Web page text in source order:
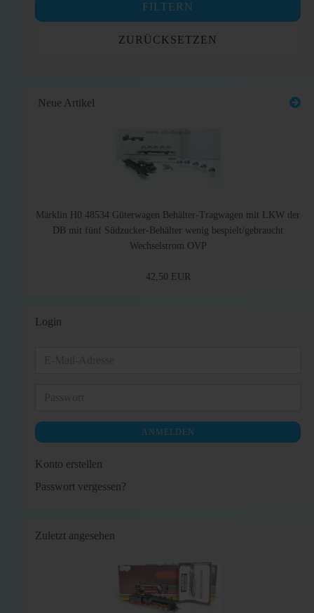
FILTERN
ZURÜCKSETZEN
Neue Artikel
Märklin H0 48534 Güterwagen Behälter-Tragwagen mit LKW der
DB mit fünf Südzucker-Behälter wenig bespielt/gebraucht
Wechselstrom OVP
42,50 EUR
Login
ANMELDEN
Konto erstellen
Passwort vergessen?
Zuletzt angesehen